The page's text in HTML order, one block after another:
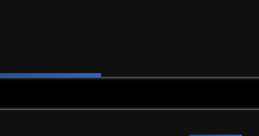
Bescherming voor Onze Kleintjes